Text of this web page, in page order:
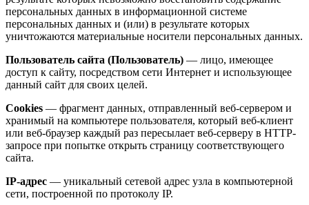
персональных данных в информационной системе
персональных данных и (или) в результате которых
уничтожаются материальные носители персональных данных.
Пользователь сайта (Пользователь) — лицо, имеющее
доступ к сайту, посредством сети Интернет и использующее
данный сайт для своих целей.
Cookies — фрагмент данных, отправленный веб-сервером и
хранимый на компьютере пользователя, который веб-клиент
или веб-браузер каждый раз пересылает веб-серверу в HTTP-
запросе при попытке открыть страницу соответствующего
сайта.
IP-адрес — уникальный сетевой адрес узла в компьютерной
сети, построенной по протоколу IP.